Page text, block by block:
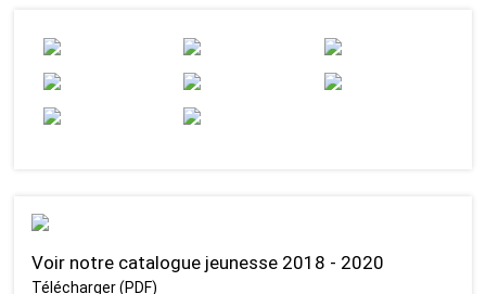
Voir notre catalogue jeunesse 2018 - 2020
Télécharger (PDF)